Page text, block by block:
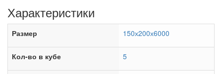
Характеристики
Размер 150х200х6000
Кол-во в кубе 5